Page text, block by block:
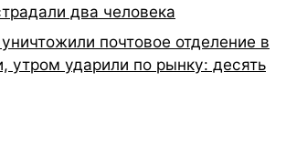
два человека
почтовое отделение в
утром ударили по рынку: десять